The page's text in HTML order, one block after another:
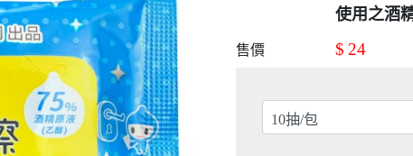
使用之酒
售價 $ 24